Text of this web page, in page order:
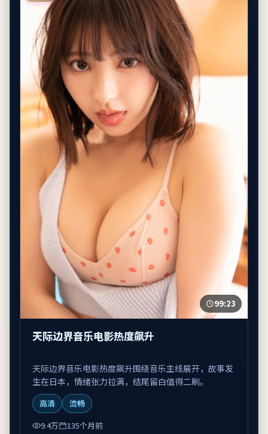
99:23
天际边界音乐电影热度飙升
天际边界音乐电影热度飙升围绕音乐主线展开，故事发
生在日本，情绪张力拉满，结尾留白值得二刷。
高清
流畅
9.4万
135个月前